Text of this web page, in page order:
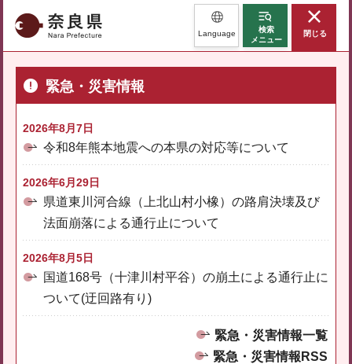
奈良県 Language
検索
メニュー
閉じる
緊急・災害情報
2026年8月7日
令和8年熊本地震への本県の対応等について
2026年6月29日
県道東川河合線（上北山村小橡）の路肩決壊及び
法面崩落による通行止について
2026年8月5日
国道168号（十津川村平谷）の崩土による通行止に
ついて(迂回路有り)
緊急・災害情報一覧
緊急・災害情報RSS